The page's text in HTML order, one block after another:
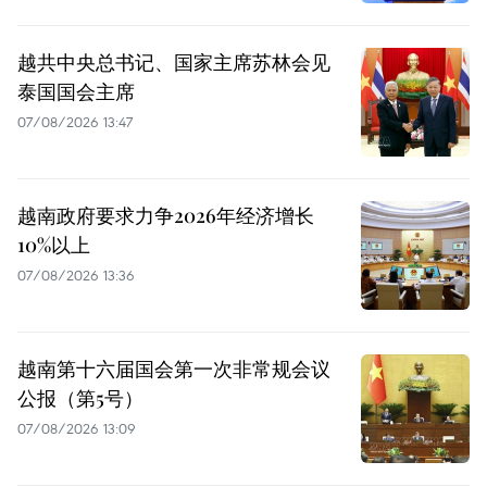
越共中央总书记、国家主席苏林会见
泰国国会主席
07/08/2026 13:47
越南政府要求力争2026年经济增长
10%以上
07/08/2026 13:36
越南第十六届国会第一次非常规会议
公报（第5号）
07/08/2026 13:09